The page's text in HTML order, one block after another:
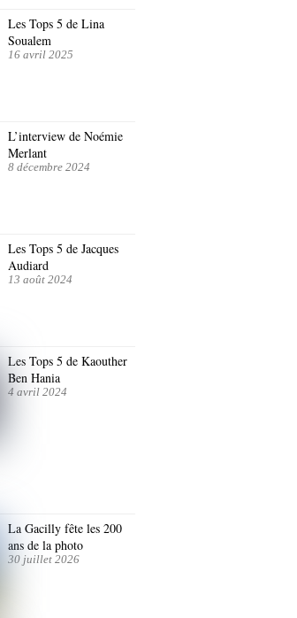
Les Tops 5 de Lina
Soualem
16 avril 2025
L’interview de Noémie
Merlant
8 décembre 2024
Les Tops 5 de Jacques
Audiard
13 août 2024
Les Tops 5 de Kaouther
Ben Hania
4 avril 2024
La Gacilly fête les 200
ans de la photo
30 juillet 2026